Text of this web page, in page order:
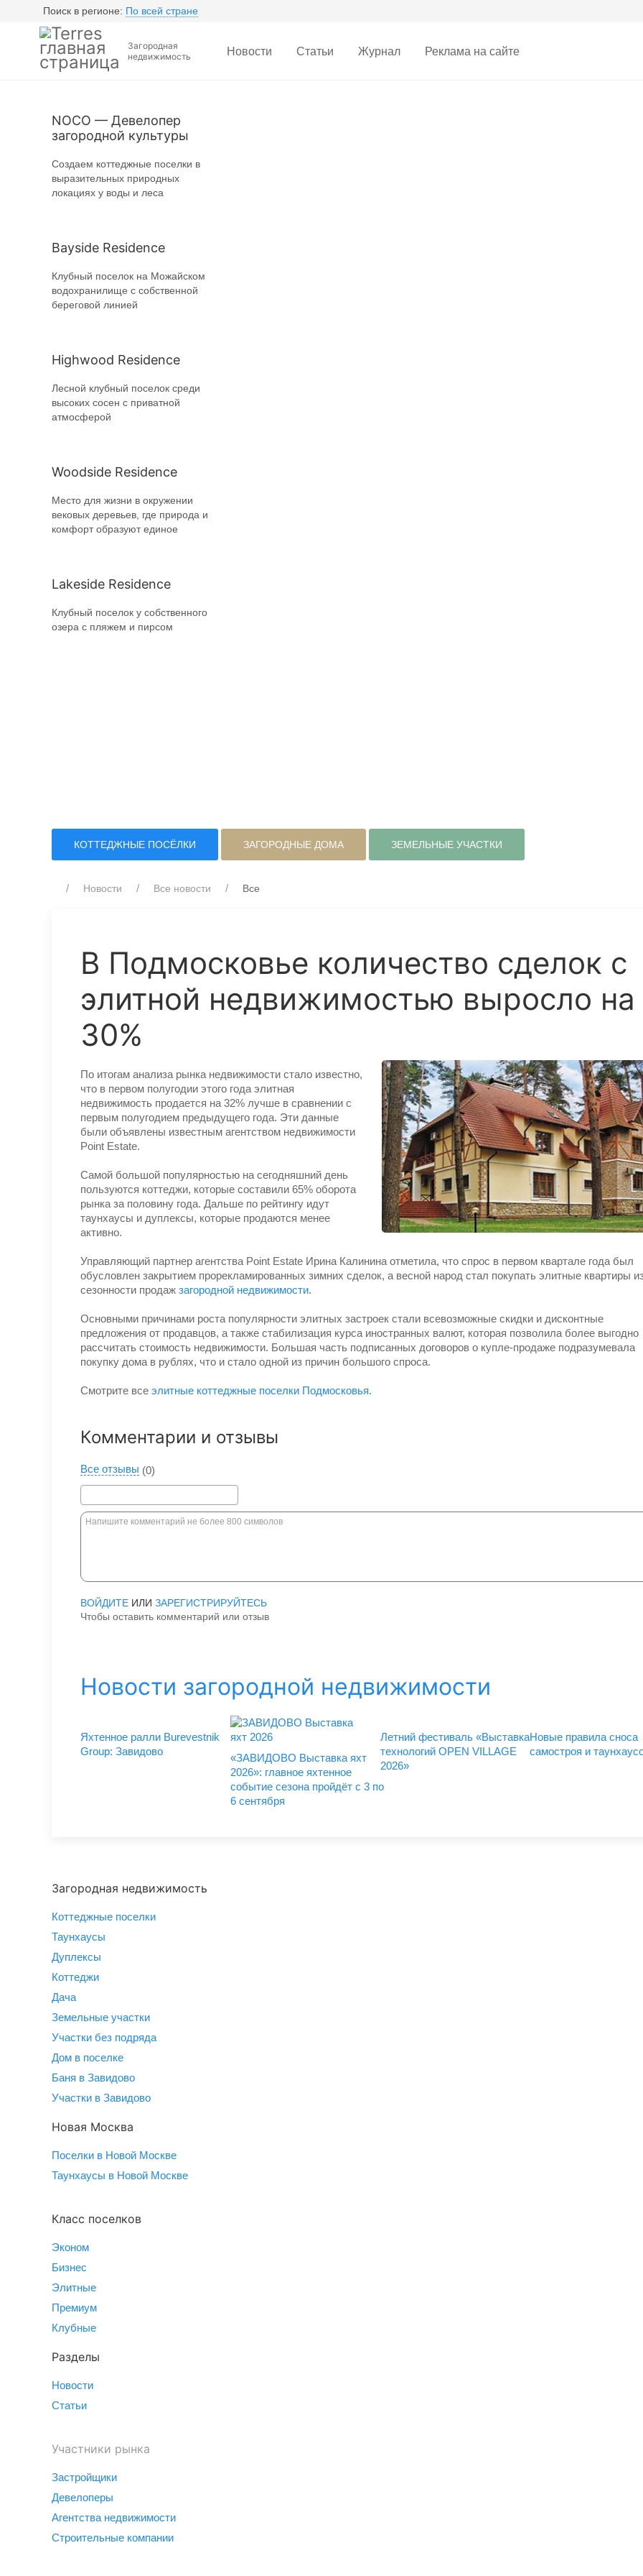
Поиск в регионе: По всей стране
Загородная
недвижимость
Новости Статьи Журнал Реклама на сайте
NOCO — Девелопер
загородной культуры
Создаем коттеджные поселки в
выразительных природных
локациях у воды и леса
Bayside Residence
Клубный поселок на Можайском
водохранилище с собственной
береговой линией
Highwood Residence
Лесной клубный поселок среди
высоких сосен с приватной
атмосферой
Woodside Residence
Место для жизни в окружении
вековых деревьев, где природа и
комфорт образуют единое
Lakeside Residence
Клубный поселок у собственного
озера с пляжем и пирсом
КОТТЕДЖНЫЕ ПОСЁЛКИ ЗАГОРОДНЫЕ ДОМА ЗЕМЕЛЬНЫЕ УЧАСТКИ
Новости Все новости Все
В Подмосковье количество сделок с
элитной недвижимостью выросло на
30%
По итогам анализа рынка недвижимости стало известно,
что в первом полугодии этого года элитная
недвижимость продается на 32% лучше в сравнении с
первым полугодием предыдущего года. Эти данные
были объявлены известным агентством недвижимости
Point Estate.
Самой большой популярностью на сегодняшний день
пользуются коттеджи, которые составили 65% оборота
рынка за половину года. Дальше по рейтингу идут
таунхаусы и дуплексы, которые продаются менее
активно.
Управляющий партнер агентства Point Estate Ирина Калинина отметила, что спрос в первом квартале года был
обусловлен закрытием прорекламированных зимних сделок, а весной народ стал покупать элитные квартиры
сезонности продаж загородной недвижимости.
Основными причинами роста популярности элитных застроек стали всевозможные скидки и дисконтные
предложения от продавцов, а также стабилизация курса иностранных валют, которая позволила более выгодно
рассчитать стоимость недвижимости. Большая часть подписанных договоров о купле-продаже подразумевала
покупку дома в рублях, что и стало одной из причин большого спроса.
Смотрите все элитные коттеджные поселки Подмосковья.
Комментарии и отзывы
Все отзывы (0)
ВОЙДИТЕ ИЛИ ЗАРЕГИСТРИРУЙТЕСЬ
Чтобы оставить комментарий или отзыв
Новости загородной недвижимости
Яхтенное ралли Burevestnik
Group: Завидово
«ЗАВИДОВО Выставка яхт
2026»: главное яхтенное
событие сезона пройдёт с 3 по
6 сентября
Летний фестиваль «Выставка
технологий OPEN VILLAGE
2026»
Новые правила сноса
самостроя и
Загородная недвижимость
Коттеджные поселки
Таунхаусы
Дуплексы
Коттеджи
Дача
Земельные участки
Участки без подряда
Дом в поселке
Баня в Завидово
Участки в Завидово
Новая Москва
Поселки в Новой Москве
Таунхаусы в Новой Москве
Класс поселков
Эконом
Бизнес
Элитные
Премиум
Клубные
Разделы
Новости
Статьи
Участники рынка
Застройщики
Девелоперы
Агентства недвижимости
Строительные компании